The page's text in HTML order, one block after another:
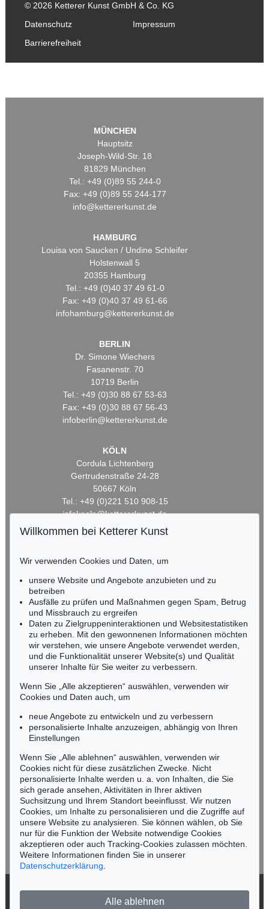
© 2026 Ketterer Kunst GmbH & Co. KG
Datenschutz
Impressum
Barrierefreiheit
MÜNCHEN
Hauptsitz
Joseph-Wild-Str. 18
81829 München
Tel.: +49 (0)89 55 244-0
Fax: +49 (0)89 55 244-177
info@kettererkunst.de
HAMBURG
Louisa von Saucken / Undine Schleifer
Holstenwall 5
20355 Hamburg
Tel.: +49 (0)40 37 49 61-0
Fax: +49 (0)40 37 49 61-66
infohamburg@kettererkunst.de
BERLIN
Dr. Simone Wiechers
Fasanenstr. 70
10719 Berlin
Tel.: +49 (0)30 88 67 53-63
Fax: +49 (0)30 88 67 56-43
infoberlin@kettererkunst.de
KÖLN
Cordula Lichtenberg
Gertrudenstraße 24-28
50667 Köln
Tel.: +49 (0)221 510 908-15
infokoeln@kettererkunst.de
HESSEN
Miriam Heß
Tel.: +49 (0)62 21 58 80-038
Fax: +49 (0)62 21 58 80-595
infoheidelberg@kettererkunst.de
NORDDEUTSCHLAND
Nico Kassel, M.A.
Mobil: +49 (0)171 8618661
n.kassel@kettererkunst.de
Keine Auktion mehr verpassen!
Wir informieren Sie rechtzeitig.
Jetzt zum Newsletter anmelden >
Willkommen bei Ketterer Kunst
Wir verwenden Cookies und Daten, um
unsere Website und Angebote anzubieten und zu
betreiben
Ausfälle zu prüfen und Maßnahmen gegen Spam, Betrug
und Missbrauch zu ergreifen
Daten zu Zielgruppeninteraktionen und Websitestatistiken
zu erheben. Mit den gewonnenen Informationen möchten
wir verstehen, wie unsere Angebote verwendet werden,
und die Funktionalität unserer Website(s) und Qualität
unserer Inhalte für Sie weiter zu verbessern.
Wenn Sie „Alle akzeptieren“ auswählen, verwenden wir
Cookies und Daten auch, um
neue Angebote zu entwickeln und zu verbessern
personalisierte Inhalte anzuzeigen, abhängig von Ihren
Einstellungen
Wenn Sie „Alle ablehnen“ auswählen, verwenden wir
Cookies nicht für diese zusätzlichen Zwecke. Nicht
personalisierte Inhalte werden u. a. von Inhalten, die Sie
sich gerade ansehen, Aktivitäten in Ihrer aktiven
Suchsitzung und Ihrem Standort beeinflusst. Wir nutzen
Cookies, um Inhalte zu personalisieren und die Zugriffe auf
unsere Website zu analysieren. Sie können wählen, ob Sie
nur für die Funktion der Website notwendige Cookies
akzeptieren oder auch Tracking-Cookies zulassen möchten.
Weitere Informationen finden Sie in unserer
Datenschutzerklärung
Alle ablehnen